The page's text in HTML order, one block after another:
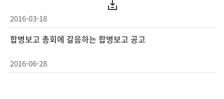
2016-03-18
합병보고 총회에 갈음하는 합병보고 공고
2016-06-28